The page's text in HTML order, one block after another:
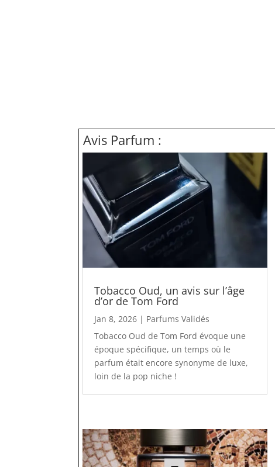
Avis Parfum :
Tobacco Oud, un avis sur l’âge
d’or de Tom Ford
Jan 8, 2026 | Parfums Validés
Tobacco Oud de Tom Ford évoque une
époque spécifique, un temps où le
parfum était encore synonyme de luxe,
loin de la pop niche !